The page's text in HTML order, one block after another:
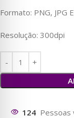
Formato: PNG, JPG
Resolução: 300dpi
129 Pessoas